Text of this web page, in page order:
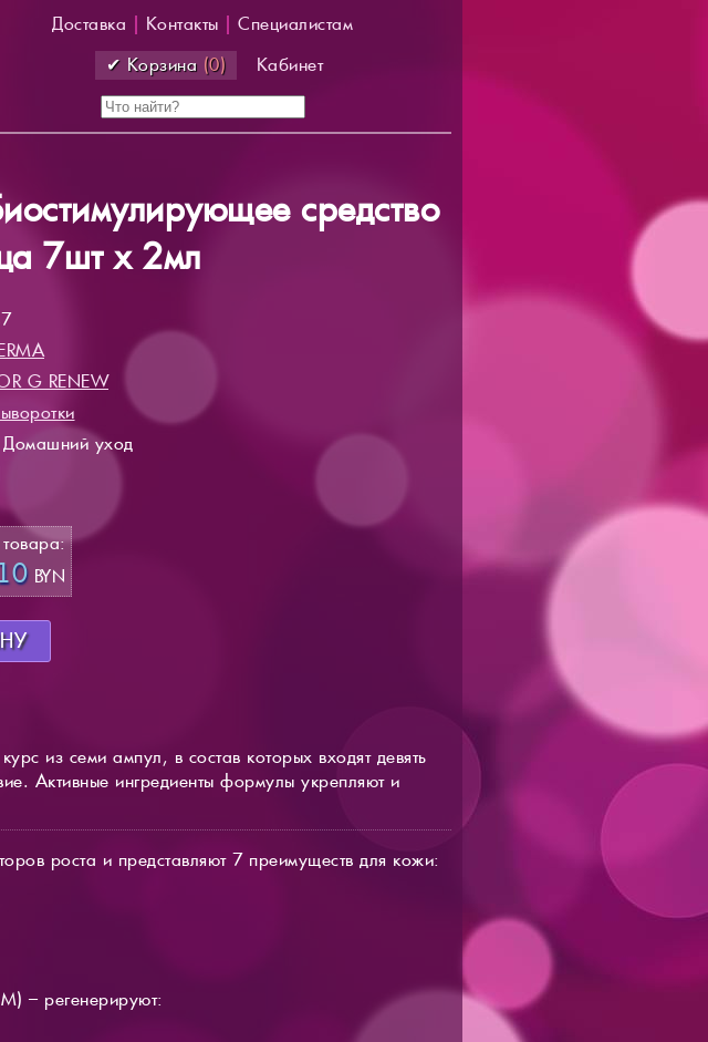
Доставка Контакты
Специалистам
✔ Корзина (0) Кабинет
средство
7шт х 2мл
G RENEW
уход
BYN
из семи ампул, в состав которых входят девять
Активные ингредиенты формулы укрепляют и
роста и представляют 7 преимуществ для кожи:
– регенерируют: